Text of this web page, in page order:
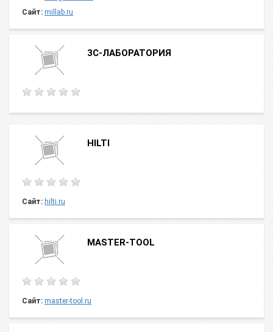
Сайт: millab.ru
3С-ЛАБОРАТОРИЯ
HILTI
Сайт: hilti.ru
MASTER-TOOL
Сайт: master-tool.ru